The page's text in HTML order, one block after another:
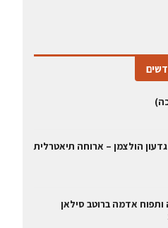
הולצמן – ארוחה תיאטרלית
ותפוח אדמה ברוטב סילאן